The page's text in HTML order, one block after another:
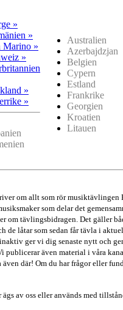
»
»
Marino »
»
»
»
Australien
Azerbajdzjan
Belgien
Cypern
Estland
Frankrike
Georgien
Kroatien
Litauen
om allt som rör musiktävlingen
som delar det
om tävlingsbidragen. Det gäller
de låtar som sedan får tävla i
ger vi dig senaste nytt och
publicerar även material i våra
även där! Om du har frågor eller
av oss eller används med